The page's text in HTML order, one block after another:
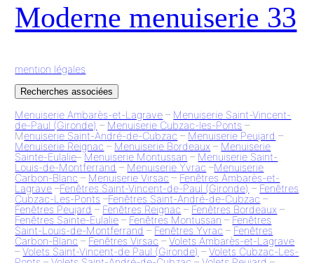
Moderne menuiserie 33
mention légales
Recherches associées
Menuiserie Ambarès-et-Lagrave – Menuiserie Saint-Vincent-
de-Paul (Gironde) – Menuiserie Cubzac-les-Ponts –
Menuiserie Saint-André-de-Cubzac – Menuiserie Peujard –
Menuiserie Reignac – Menuiserie Bordeaux – Menuiserie
Sainte-Eulalie– Menuiserie Montussan – Menuiserie Saint-
Louis-de-Montferrand – Menuiserie Yvrac –Menuiserie
Carbon-Blanc – Menuiserie Virsac – Fenêtres Ambarès-et-
Lagrave –Fenêtres Saint-Vincent-de-Paul (Gironde) – Fenêtres
Cubzac-Les-Ponts –Fenêtres Saint-André-de-Cubzac –
Fenêtres Peujard – Fenêtres Reignac – Fenêtres Bordeaux –
Fenêtres Sainte-Eulalie – Fenêtres Montussan – Fenêtres
Saint-Louis-de-Montferrand – Fenêtres Yvrac – Fenêtres
Carbon-Blanc – Fenêtres Virsac –Volets Ambarès-et-Lagrave
–Volets Saint-Vincent-de Paul (Gironde) –Volets Cubzac-Les-